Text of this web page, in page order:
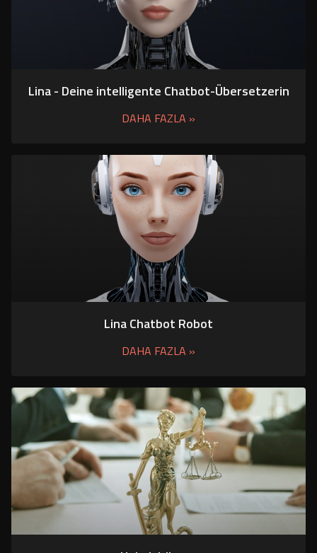
Lina - Deine intelligente Chatbot-Übersetzerin
DAHA FAZLA »
Lina Chatbot Robot
DAHA FAZLA »